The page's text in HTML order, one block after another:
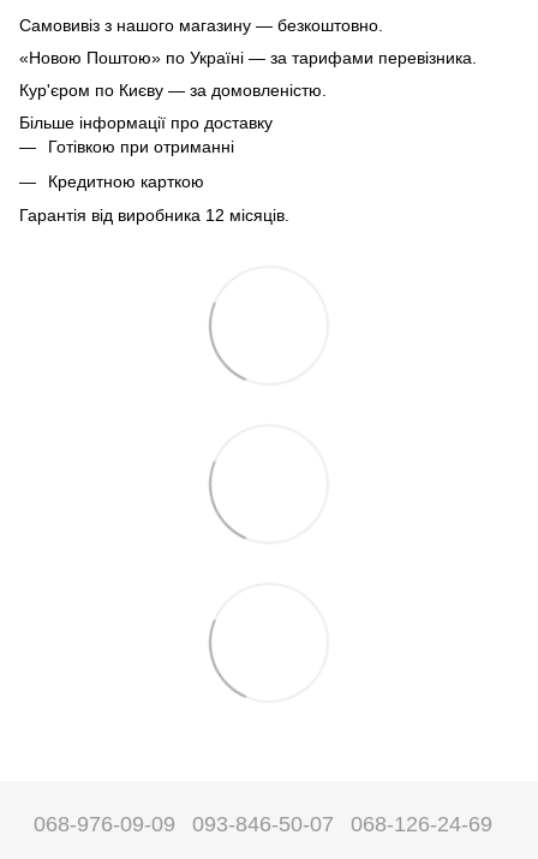
Самовивіз з нашого магазину — безкоштовно.
«Новою Поштою» по Україні — за тарифами перевізника.
Кур'єром по Києву — за домовленістю.
Більше інформації про доставку
Готівкою при отриманні
Кредитною карткою
Гарантія від виробника 12 місяців.
068-976-09-09 093-846-50-07 068-126-24-69